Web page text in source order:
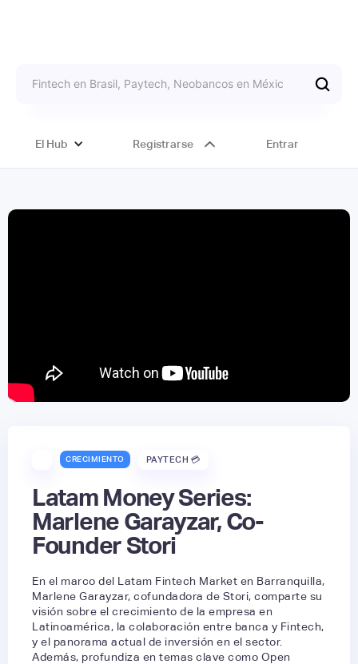
El Hub Registrarse Entrar
CRECIMIENTO PAYTECH 💳
Latam Money Series:
Marlene Garayzar, Co-
Founder Stori
En el marco del Latam Fintech Market en Barranquilla,
Marlene Garayzar, cofundadora de Stori, comparte su
visión sobre el crecimiento de la empresa en
Latinoamérica, la colaboración entre banca y Fintech,
y el panorama actual de inversión en el sector.
Además, profundiza en temas clave como Open